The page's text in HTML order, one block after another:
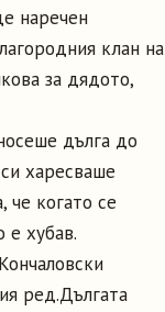
наречен
клан на
за дядото,
дълга до
харесваше
че когато се
е хубав.
ред.Дългата